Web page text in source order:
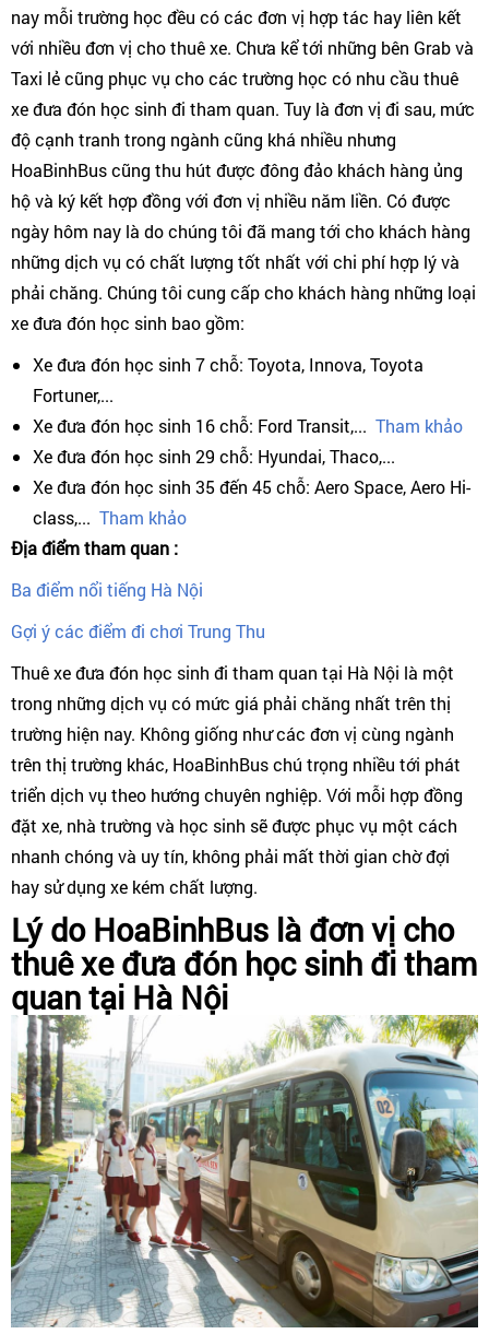
nay mỗi trường học đều có các đơn vị hợp tác hay liên kết
với nhiều đơn vị cho thuê xe. Chưa kể tới những bên Grab và
Taxi lẻ cũng phục vụ cho các trường học có nhu cầu thuê
xe đưa đón học sinh đi tham quan. Tuy là đơn vị đi sau, mức
độ cạnh tranh trong ngành cũng khá nhiều nhưng
HoaBinhBus cũng thu hút được đông đảo khách hàng ủng
hộ và ký kết hợp đồng với đơn vị nhiều năm liền. Có được
ngày hôm nay là do chúng tôi đã mang tới cho khách hàng
những dịch vụ có chất lượng tốt nhất với chi phí hợp lý và
phải chăng. Chúng tôi cung cấp cho khách hàng những loại
xe đưa đón học sinh bao gồm:
Xe đưa đón học sinh 7 chỗ: Toyota, Innova, Toyota
Fortuner,...
Xe đưa đón học sinh 16 chỗ: Ford Transit,... Tham khảo
Xe đưa đón học sinh 29 chỗ: Hyundai, Thaco,...
Xe đưa đón học sinh 35 đến 45 chỗ: Aero Space, Aero Hi-
class,... Tham khảo
Địa điểm tham quan :
Ba điểm nổi tiếng Hà Nội
Gợi ý các điểm đi chơi Trung Thu
Thuê xe đưa đón học sinh đi tham quan tại Hà Nội là một
trong những dịch vụ có mức giá phải chăng nhất trên thị
trường hiện nay. Không giống như các đơn vị cùng ngành
trên thị trường khác, HoaBinhBus chú trọng nhiều tới phát
triển dịch vụ theo hướng chuyên nghiệp. Với mỗi hợp đồng
đặt xe, nhà trường và học sinh sẽ được phục vụ một cách
nhanh chóng và uy tín, không phải mất thời gian chờ đợi
hay sử dụng xe kém chất lượng.
Lý do HoaBinhBus là đơn vị cho
thuê xe đưa đón học sinh đi tham
quan tại Hà Nội